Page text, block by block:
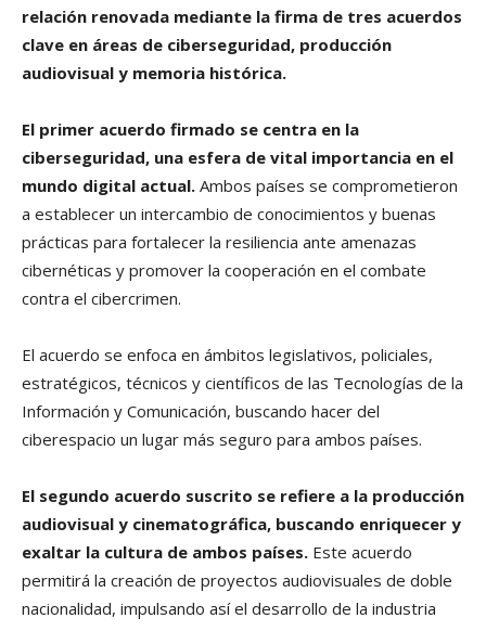
relación renovada mediante la firma de tres acuerdos
clave en áreas de ciberseguridad, producción
audiovisual y memoria histórica.
El primer acuerdo firmado se centra en la
ciberseguridad, una esfera de vital importancia en el
mundo digital actual. Ambos países se comprometieron
a establecer un intercambio de conocimientos y buenas
prácticas para fortalecer la resiliencia ante amenazas
cibernéticas y promover la cooperación en el combate
contra el cibercrimen.
El acuerdo se enfoca en ámbitos legislativos, policiales,
estratégicos, técnicos y científicos de las Tecnologías de la
Información y Comunicación, buscando hacer del
ciberespacio un lugar más seguro para ambos países.
El segundo acuerdo suscrito se refiere a la producción
audiovisual y cinematográfica, buscando enriquecer y
exaltar la cultura de ambos países. Este acuerdo
permitirá la creación de proyectos audiovisuales de doble
nacionalidad, impulsando así el desarrollo de la industria